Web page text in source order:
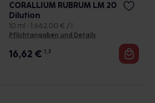
CORALLIUM RUBRUM LM 20
Dilution
10 ml • 1.662,00 € / l
Pflichtangaben und Details
16,62 € 1, 3